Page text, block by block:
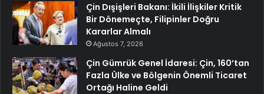
Çin Dışişleri Bakanı: İkili İlişkiler Kritik
Bir Dönemeçte, Filipinler Doğru
Kararlar Almalı
Ağustos 7, 2026
Çin Gümrük Genel İdaresi: Çin, 160’tan
Fazla Ülke ve Bölgenin Önemli Ticaret
Ortağı Haline Geldi